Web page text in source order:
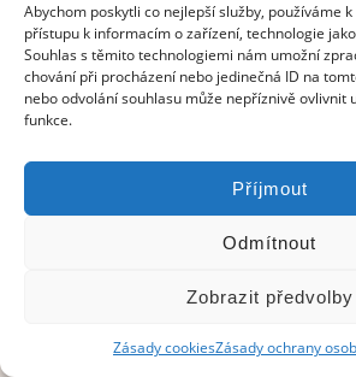
Abychom poskytli co nejlepší služby, používáme
přístupu k informacím o zařízení, technologie
Souhlas s těmito technologiemi nám umožní
chování při procházení nebo jedinečná ID na
nebo odvolání souhlasu může nepříznivě ovlivnit
funkce.
Příjmout
Odmítnout
Zobrazit předvolby
Zásady cookiesZásady ochrany
© 2021–2026 Pravý